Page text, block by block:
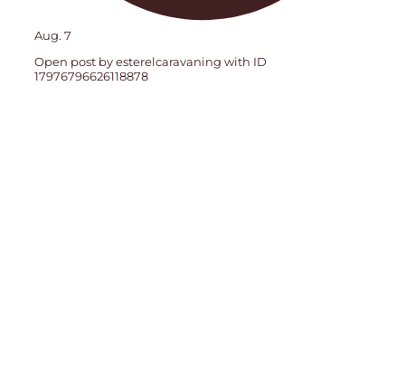
Aug. 7
Open post by esterelcaravaning with ID
17976796626118878